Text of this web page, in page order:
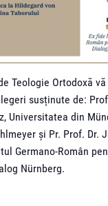
Teologie Ortodoxă
susținute de:
Universitatea din
și Pr. Prof. Dr.
Germano-Român
Nürnberg.